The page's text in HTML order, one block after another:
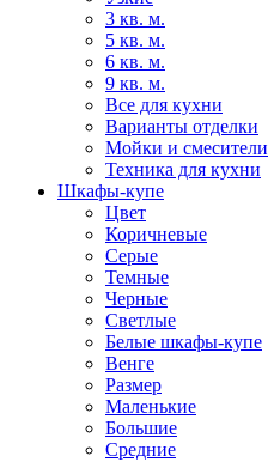
3 кв. м.
5 кв. м.
6 кв. м.
9 кв. м.
Все для кухни
Варианты отделки
Мойки и смесители
Техника для кухни
Шкафы-купе
Цвет
Коричневые
Серые
Темные
Черные
Светлые
Белые шкафы-купе
Венге
Размер
Маленькие
Большие
Средние